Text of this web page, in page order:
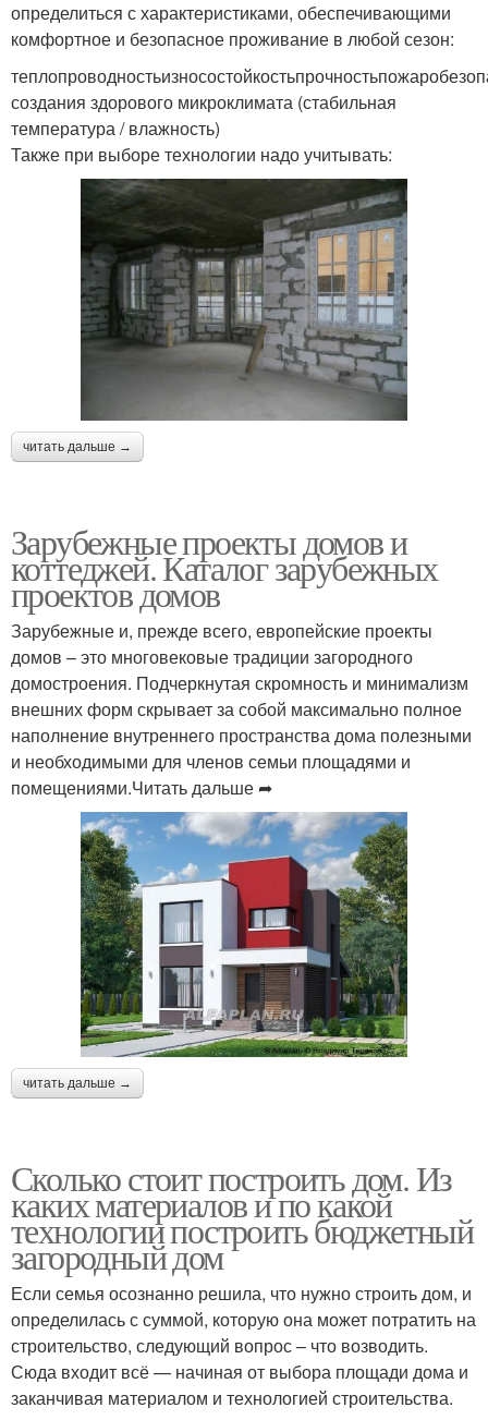
определиться с характеристиками, обеспечивающими
комфортное и безопасное проживание в любой сезон:
создания здорового микроклимата (стабильная
температура / влажность)
Также при выборе технологии надо учитывать:
читать дальше →
Зарубежные проекты домов и
коттеджей. Каталог зарубежных
проектов домов
Зарубежные и, прежде всего, европейские проекты
домов – это многовековые традиции загородного
домостроения. Подчеркнутая скромность и минимализм
внешних форм скрывает за собой максимально полное
наполнение внутреннего пространства дома полезными
и необходимыми для членов семьи площадями и
помещениями.Читать дальше ➦
читать дальше →
Сколько стоит построить дом. Из
каких материалов и по какой
технологии построить бюджетный
загородный дом
Если семья осознанно решила, что нужно строить дом, и
определилась с суммой, которую она может потратить на
строительство, следующий вопрос – что возводить.
Сюда входит всё — начиная от выбора площади дома и
заканчивая материалом и технологией строительства.